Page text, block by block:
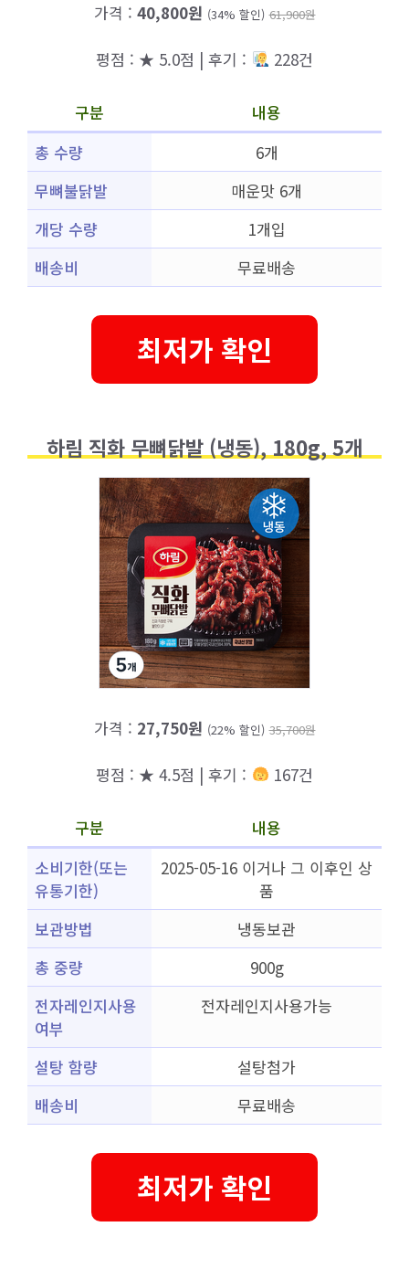
가격 : 40,800원 (34% 할인) 61,900원
평점 : ★ 5.0점 | 후기 : 228건
구분
내용
총 수량
6개
무뼈불닭발
매운맛 6개
개당 수량
1개입
배송비
무료배송
최저가 확인
하림 직화 무뼈닭발 (냉동), 180g, 5개
가격 : 27,750원 (22% 할인) 35,700원
평점 : ★ 4.5점 | 후기 : 167건
구분
내용
소비기한(또는
유통기한)
2025-05-16 이거나 그 이후인 상
품
보관방법
냉동보관
총 중량
900g
전자레인지사용
여부
전자레인지사용가능
설탕 함량
설탕첨가
배송비
무료배송
최저가 확인